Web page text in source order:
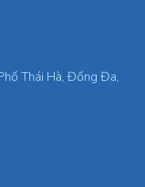
Thái Hà, Đống Đa,